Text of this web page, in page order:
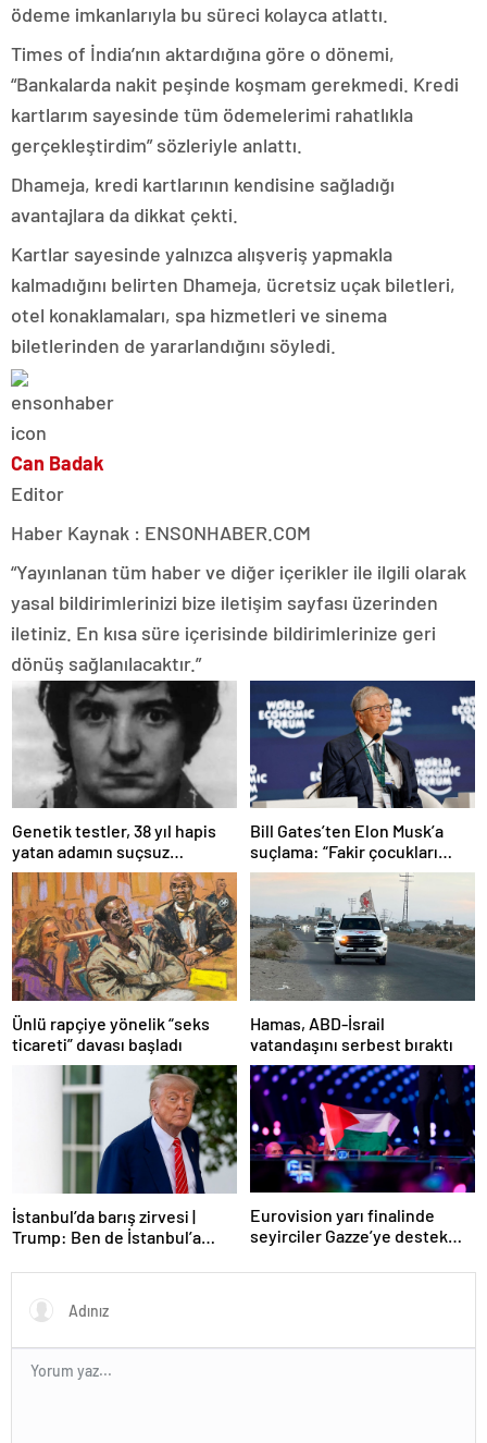
ödeme imkanlarıyla bu süreci kolayca atlattı.
Times of İndia’nın aktardığına göre o dönemi,
“Bankalarda nakit peşinde koşmam gerekmedi. Kredi
kartlarım sayesinde tüm ödemelerimi rahatlıkla
gerçekleştirdim” sözleriyle anlattı.
Dhameja, kredi kartlarının kendisine sağladığı
avantajlara da dikkat çekti.
Kartlar sayesinde yalnızca alışveriş yapmakla
kalmadığını belirten Dhameja, ücretsiz uçak biletleri,
otel konaklamaları, spa hizmetleri ve sinema
biletlerinden de yararlandığını söyledi.
Can Badak
Editor
Haber Kaynak : ENSONHABER.COM
“Yayınlanan tüm haber ve diğer içerikler ile ilgili olarak
yasal bildirimlerinizi bize iletişim sayfası üzerinden
iletiniz. En kısa süre içerisinde bildirimlerinize geri
dönüş sağlanılacaktır.”
Genetik testler, 38 yıl hapis
yatan adamın suçsuz
olduğunu ortaya çıkardı
Bill Gates’ten Elon Musk’a
suçlama: “Fakir çocukları
öldürdü”
Ünlü rapçiye yönelik “seks
ticareti” davası başladı
Hamas, ABD-İsrail
vatandaşını serbest bıraktı
İstanbul’da barış zirvesi |
Trump: Ben de İstanbul’a
Eurovision yarı finalinde
seyirciler Gazze’ye destek